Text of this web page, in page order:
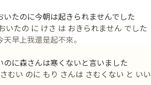
いたのに今朝は起きられませんでした
いたの に けさ は おきられません でした
早上我還是起不來。
のに森さんは寒くないと言いました
むい のに もり さんは さむくない と いい